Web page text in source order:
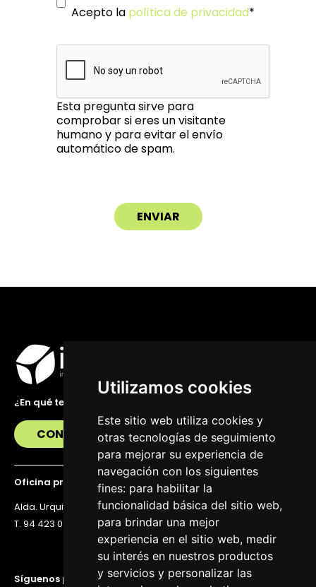
Utilizamos cookies
Este sitio web utiliza cookies y
otras tecnologías de seguimiento
para mejorar su experiencia de
navegación con los siguientes
fines: para habilitar la
funcionalidad básica del sitio web,
para brindar una mejor
experiencia en el sitio web, medir
su interés en nuestros productos
y servicios y personalizar las
Acepto la política de privacidad*
Esta pregunta sirve para
comprobar si eres un visitante
humano y para evitar el envío
automático de spam.
Síguenos para estar al día
¿En qué te podemos ayudar?
CONTÁCTANOS
Oficina principal
Alda. Urquijo 36, 6ª planta, 48011 Bilbao
T. 94 423 07 43